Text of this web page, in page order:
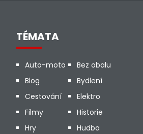
TÉMATA
Auto-moto
Bez obalu
Blog
Bydlení
Cestování
Elektro
Filmy
Historie
Hry
Hudba